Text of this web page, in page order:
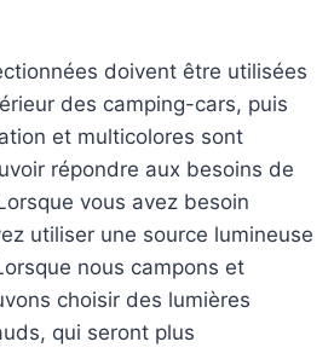
doivent être utilisées
des camping-cars, puis
et multicolores sont
répondre aux besoins de
vous avez besoin
utiliser une source lumineuse
nous campons et
choisir des lumières
qui seront plus